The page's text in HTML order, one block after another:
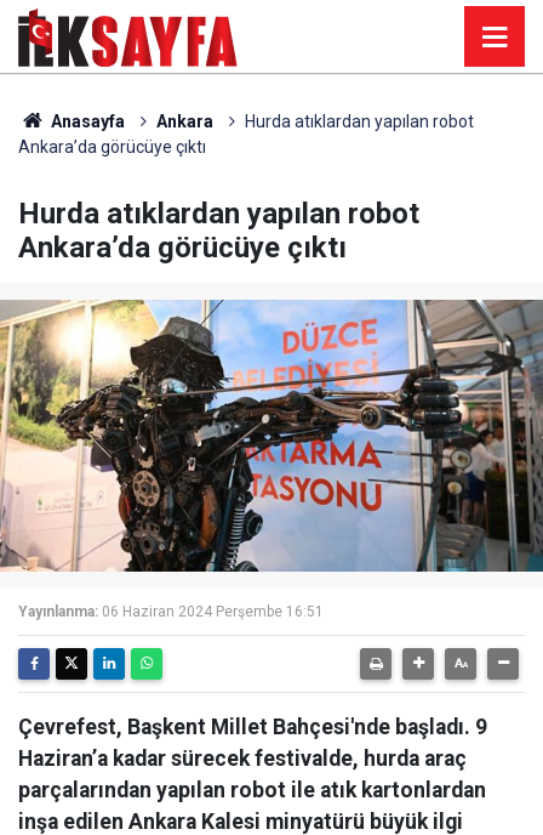
Anasayfa Ankara
Hurda atıklardan yapılan robot
Ankara’da görücüye çıktı
Hurda atıklardan yapılan robot
Ankara’da görücüye çıktı
Yayınlanma: 06 Haziran 2024 Perşembe 16:51
Çevrefest, Başkent Millet Bahçesi'nde başladı. 9
Haziran’a kadar sürecek festivalde, hurda araç
parçalarından yapılan robot ile atık kartonlardan
inşa edilen Ankara Kalesi minyatürü büyük ilgi